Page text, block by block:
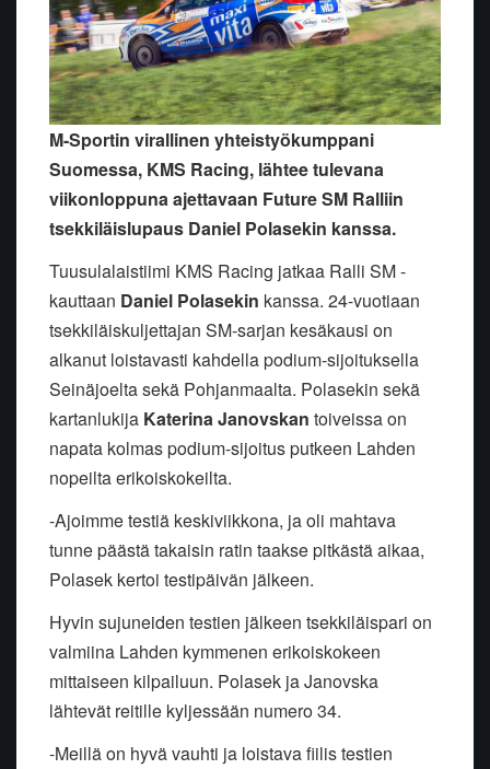
M-Sportin virallinen yhteistyökumppani
Suomessa, KMS Racing, lähtee tulevana
viikonloppuna ajettavaan Future SM Ralliin
tsekkiläislupaus Daniel Polasekin kanssa.
Tuusulalaistiimi KMS Racing jatkaa Ralli SM -
kauttaan Daniel Polasekin kanssa. 24-vuotiaan
tsekkiläiskuljettajan SM-sarjan kesäkausi on
alkanut loistavasti kahdella podium-sijoituksella
Seinäjoelta sekä Pohjanmaalta. Polasekin sekä
kartanlukija Katerina Janovskan toiveissa on
napata kolmas podium-sijoitus putkeen Lahden
nopeilta erikoiskokeilta.
-Ajoimme testiä keskiviikkona, ja oli mahtava
tunne päästä takaisin ratin taakse pitkästä aikaa,
Polasek kertoi testipäivän jälkeen.
Hyvin sujuneiden testien jälkeen tsekkiläispari on
valmiina Lahden kymmenen erikoiskokeen
mittaiseen kilpailuun. Polasek ja Janovska
lähtevät reitille kyljessään numero 34.
-Meillä on hyvä vauhti ja loistava fiilis testien